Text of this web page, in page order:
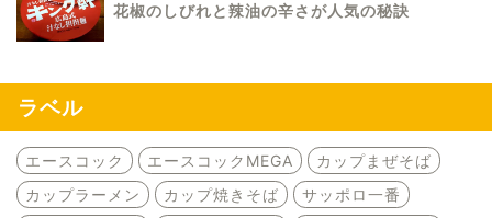
花椒のしびれと辣油の辛さが人気の秘訣
ラベル
エースコック エースコックMEGA
カップまぜそば
カップラーメン
カップ焼きそば
サッポロ一番